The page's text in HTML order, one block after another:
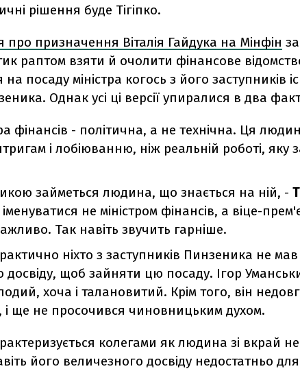
рішення буде Тігіпко.
про призначення Віталія Гайдука на Мінфін
раптом взяти й очолити фінансове
посаду міністра когось з його заступників
Однак усі ці версії упиралися в два
фінансів - політична, а не технічна. Ця
і лобіюванню, ніж реальній роботі, яку
займеться людина, що знається на ній, -
не міністром фінансів, а віце-
Так навіть звучить гарніше.
ніхто з заступників Пинзеника не мав
досвіду, щоб зайняти цю посаду. Ігор
хоча і талановитий. Крім того, він
і ще не просочився чиновницьким духом.
колегами як людина зі вкрай
його величезного досвіду недостатньо